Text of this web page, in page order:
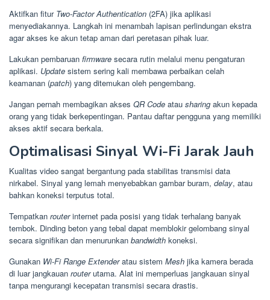
Aktifkan fitur Two-Factor Authentication (2FA) jika aplikasi
menyediakannya. Langkah ini menambah lapisan perlindungan ekstra
agar akses ke akun tetap aman dari peretasan pihak luar.
Lakukan pembaruan firmware secara rutin melalui menu pengaturan
aplikasi. Update sistem sering kali membawa perbaikan celah
keamanan (patch) yang ditemukan oleh pengembang.
Jangan pernah membagikan akses QR Code atau sharing akun kepada
orang yang tidak berkepentingan. Pantau daftar pengguna yang memiliki
akses aktif secara berkala.
Optimalisasi Sinyal Wi-Fi Jarak Jauh
Kualitas video sangat bergantung pada stabilitas transmisi data
nirkabel. Sinyal yang lemah menyebabkan gambar buram, delay, atau
bahkan koneksi terputus total.
Tempatkan routerinternet pada posisi yang tidak terhalang banyak
tembok. Dinding beton yang tebal dapat memblokir gelombang sinyal
secara signifikan dan menurunkan bandwidth koneksi.
Gunakan Wi-Fi Range Extenderatau sistem Mesh jika kamera berada
di luar jangkauan routerutama. Alat ini memperluas jangkauan sinyal
tanpa mengurangi kecepatan transmisi secara drastis.